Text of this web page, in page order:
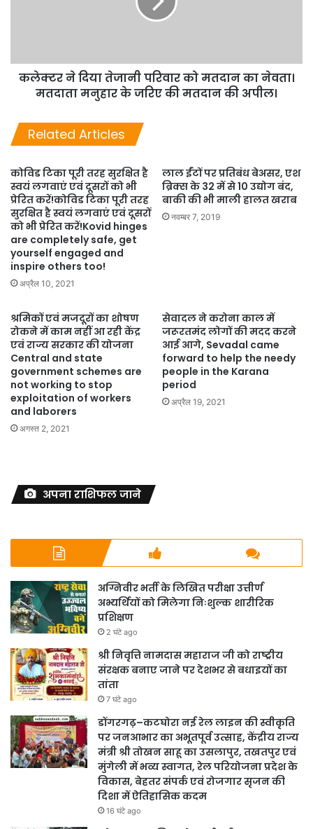
कलेक्टर ने दिया तेजानी परिवार को मतदान का नेवता।
मतदाता मनुहार के जरिए की मतदान की अपील।
Related Articles
कोविड टिका पूरी तरह सुरक्षित है
स्वयं लगवाएं एवं दूसरों को भी
प्रेरित करें!कोविड टिका पूरी तरह
सुरक्षित है स्वयं लगवाएं एवं दूसरों
को भी प्रेरित करें!Kovid hinges
are completely safe, get
yourself engaged and
inspire others too!
अप्रैल 10, 2021
लाल ईंटों पर प्रतिबंध बेअसर, एश
ब्रिक्स के 32 में से 10 उद्योग बंद,
बाकी की भी माली हालत खराब
नवम्बर 7, 2019
श्रमिकों एवं मजदूरों का शोषण
रोकने में काम नहीं आ रही केंद्र
एवं राज्य सरकार की योजना
Central and state
government schemes are
not working to stop
exploitation of workers
and laborers
अगस्त 2, 2021
सेवादल ने करोना काल में
जरूरतमंद लोगों की मदद करने
आई आगे, Sevadal came
forward to help the needy
people in the Karana
period
अप्रैल 19, 2021
अपना राशिफल जाने
अग्निवीर भर्ती के लिखित परीक्षा उत्तीर्ण
अभ्यर्थियों को मिलेगा निःशुल्क शारीरिक
प्रशिक्षण
2 घंटे ago
श्री निवृत्ति नामदास महाराज जी को राष्ट्रीय
संरक्षक बनाए जाने पर देशभर से बधाइयों का
तांता
7 घंटे ago
डोंगरगढ़–कटघोरा नई रेल लाइन की स्वीकृति
पर जनआभार का अभूतपूर्व उत्साह, केंद्रीय राज्य
मंत्री श्री तोखन साहू का उसलापुर, तखतपुर एवं
मुंगेली में भव्य स्वागत, रेल परियोजना प्रदेश के
विकास, बेहतर संपर्क एवं रोजगार सृजन की
दिशा में ऐतिहासिक कदम
16 घंटे ago